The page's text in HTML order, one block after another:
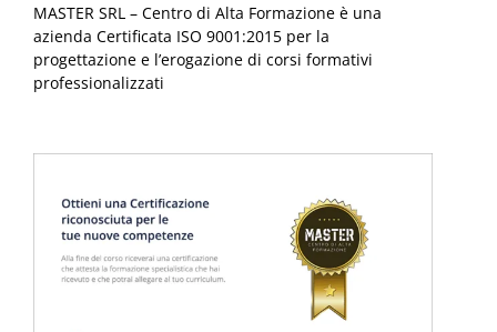
MASTER SRL – Centro di Alta Formazione è una
azienda Certificata ISO 9001:2015 per la
progettazione e l’erogazione di corsi formativi
professionalizzati